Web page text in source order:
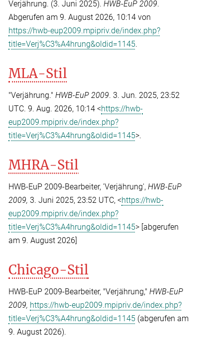
Verjährung. (3. Juni 2025).HWB-EuP 2009.
Abgerufen am 9. August 2026, 10:14 von
https://hwb-eup2009.mpipriv.de/index.php?
title=Verj%C3%A4hrung&oldid=1145.
MLA-Stil
"Verjährung."HWB-EuP 2009. 3. Jun. 2025, 23:52
UTC. 9. Aug. 2026, 10:14 <https://hwb-
eup2009.mpipriv.de/index.php?
title=Verj%C3%A4hrung&oldid=1145>.
MHRA-Stil
HWB-EuP 2009-Bearbeiter, 'Verjährung',HWB-EuP
2009, 3. Juni 2025, 23:52 UTC, <https://hwb-
eup2009.mpipriv.de/index.php?
title=Verj%C3%A4hrung&oldid=1145> [abgerufen
am 9. August 2026]
Chicago-Stil
HWB-EuP 2009-Bearbeiter, "Verjährung,"HWB-EuP
2009, https://hwb-eup2009.mpipriv.de/index.php?
title=Verj%C3%A4hrung&oldid=1145 (abgerufen am
9. August 2026).